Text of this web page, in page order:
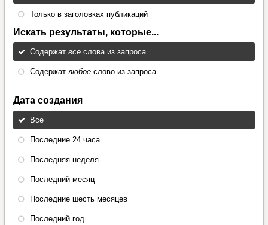
Только в заголовках публикаций
Искать результаты, которые...
Содержат все слова из запроса
Содержатлюбое слово из запроса
Дата создания
Все
Последние 24 часа
Последняя неделя
Последний месяц
Последние шесть месяцев
Последний год